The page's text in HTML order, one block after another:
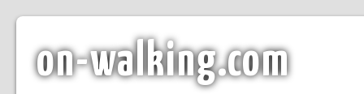
on-walking.com